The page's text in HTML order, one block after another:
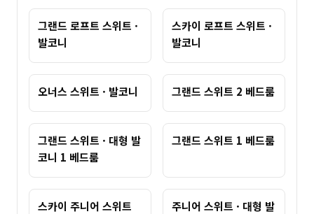
그랜드 로프트 스위트 ·
발코니
스카이 로프트 스위트 ·
발코니
오너스 스위트 · 발코니 그랜드 스위트 2 베드룸
그랜드 스위트 · 대형 발
코니 1 베드룸
그랜드 스위트 1 베드룸
스카이 주니어 스위트
주니어 스위트 · 대형 발